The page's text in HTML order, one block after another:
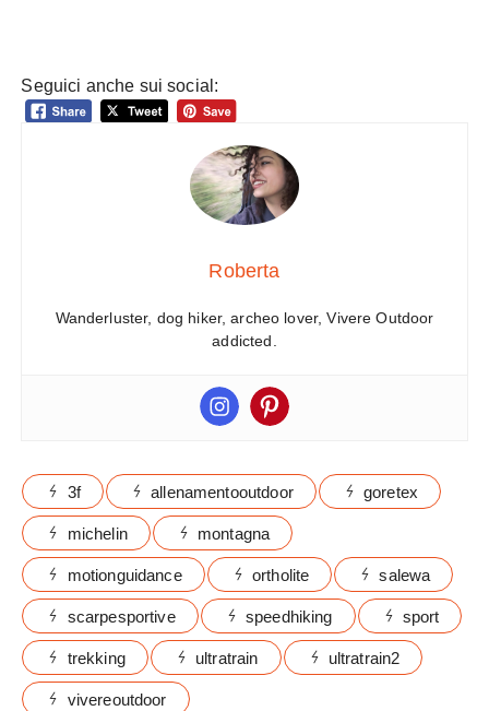
Seguici anche sui social:
Roberta
Wanderluster, dog hiker, archeo lover, Vivere Outdoor
addicted.
3f allenamentooutdoor goretex
michelin montagna
motionguidance ortholite salewa
scarpesportive speedhiking sport
trekking ultratrain ultratrain2
vivereoutdoor